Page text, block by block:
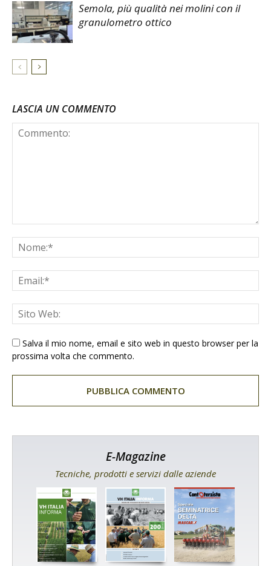
Semola, più qualità nei molini con il
granulometro ottico
LASCIA UN COMMENTO
Salva il mio nome, email e sito web in questo browser per la
prossima volta che commento.
E-Magazine
Tecniche, prodotti e servizi dalle aziende